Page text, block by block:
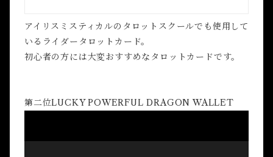
アイリスミスティカルのタロットスクールでも使用して
いるライダータロットカード。
初心者の方には大変おすすめなタロットカードです。
第二位LUCKY POWERFUL DRAGON WALLET